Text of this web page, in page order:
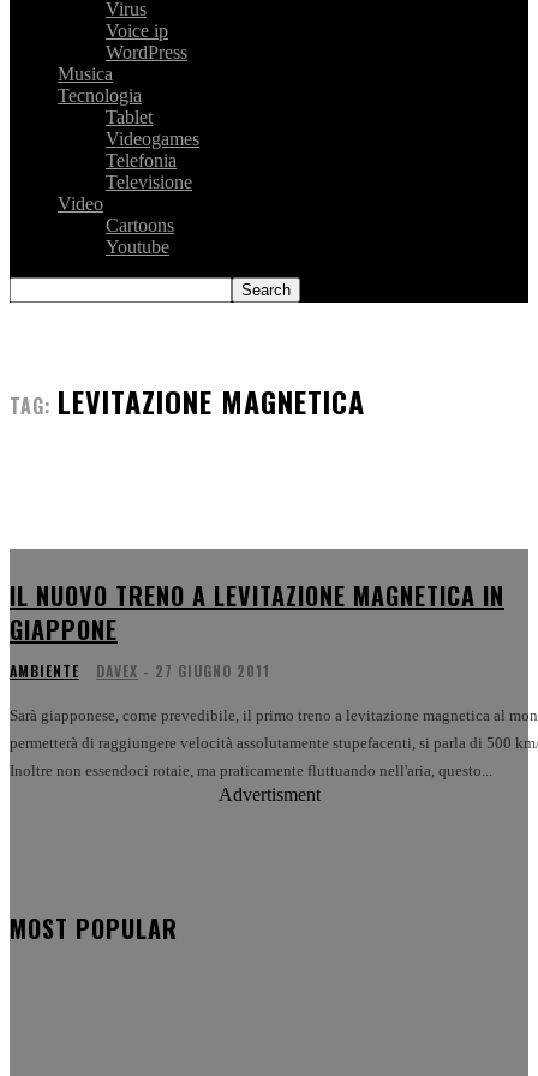
Virus
Voice ip
WordPress
Musica
Tecnologia
Tablet
Videogames
Telefonia
Televisione
Video
Cartoons
Youtube
TAG: LEVITAZIONE MAGNETICA
IL NUOVO TRENO A LEVITAZIONE MAGNETICA IN
GIAPPONE
AMBIENTE DAVEX - 27 GIUGNO 2011
Sarà giapponese, come prevedibile, il primo treno a levitazione magnetica al
permetterà di raggiungere velocità assolutamente stupefacenti, si parla di 500
Inoltre non essendoci rotaie, ma praticamente fluttuando nell'aria, questo...
Advertisment
MOST POPULAR